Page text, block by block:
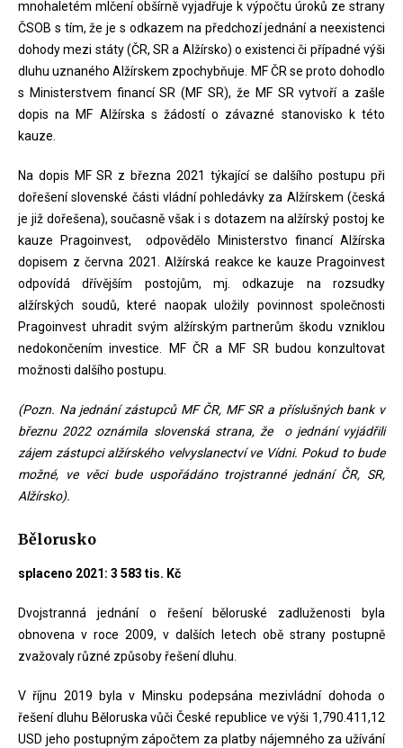
mnohaletém mlčení obšírně vyjadřuje k výpočtu úroků ze strany
ČSOB s tím, že je s odkazem na předchozí jednání a neexistenci
dohody mezi státy (ČR, SR a Alžírsko) o existenci či případné výši
dluhu uznaného Alžírskem zpochybňuje. MF ČR se proto dohodlo
s Ministerstvem financí SR (MF SR), že MF SR vytvoří a zašle
dopis na MF Alžírska s žádostí o závazné stanovisko k této
kauze.
Na dopis MF SR z března 2021 týkající se dalšího postupu při
dořešení slovenské části vládní pohledávky za Alžírskem (česká
je již dořešena), současně však i s dotazem na alžírský postoj ke
kauze Pragoinvest, odpovědělo Ministerstvo financí Alžírska
dopisem z června 2021. Alžírská reakce ke kauze Pragoinvest
odpovídá dřívějším postojům, mj. odkazuje na rozsudky
alžírských soudů, které naopak uložily povinnost společnosti
Pragoinvest uhradit svým alžírským partnerům škodu vzniklou
nedokončením investice. MF ČR a MF SR budou konzultovat
možnosti dalšího postupu.
(Pozn. Na jednání zástupců MF ČR, MF SR a příslušných bank v
březnu 2022 oznámila slovenská strana, že o jednání vyjádřili
zájem zástupci alžírského velvyslanectví ve Vídni. Pokud to bude
možné, ve věci bude uspořádáno trojstranné jednání ČR, SR,
Alžírsko).
Bělorusko
splaceno 2021: 3 583 tis. Kč
Dvojstranná jednání o řešení běloruské zadluženosti byla
obnovena v roce 2009, v dalších letech obě strany postupně
zvažovaly různé způsoby řešení dluhu.
V říjnu 2019 byla v Minsku podepsána mezivládní dohoda o
řešení dluhu Běloruska vůči České republice ve výši 1,790.411,12
USD jeho postupným zápočtem za platby nájemného za užívání